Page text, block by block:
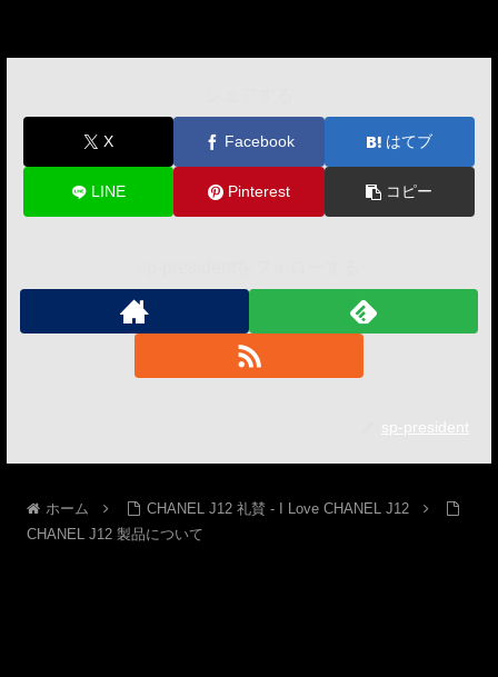
X Facebook はてブ
LINE Pinterest コピー
sp-president
ホーム
CHANEL J12 礼賛 - I Love CHANEL J12
CHANEL J12 製品について